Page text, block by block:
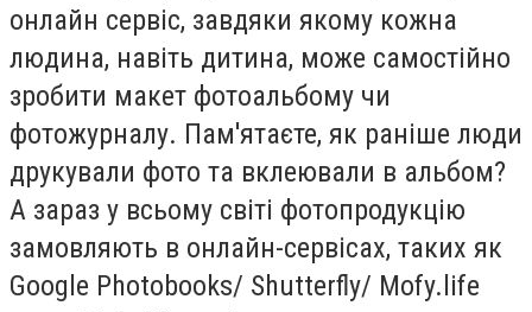
онлайн сервіс, завдяки якому кожна
людина, навіть дитина, може самостійно
зробити макет фотоальбому чи
фотожурналу. Пам'ятаєте, як раніше люди
друкували фото та вклеювали в альбом?
А зараз у всьому світі фотопродукцію
замовляють в онлайн-сервісах, таких як
Google Photobooks/ Shutterfly/ Mofy.life